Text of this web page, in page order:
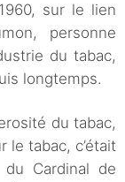
sur le lien
personne
du tabac,
longtemps.
du tabac,
le tabac, c’était
Cardinal de